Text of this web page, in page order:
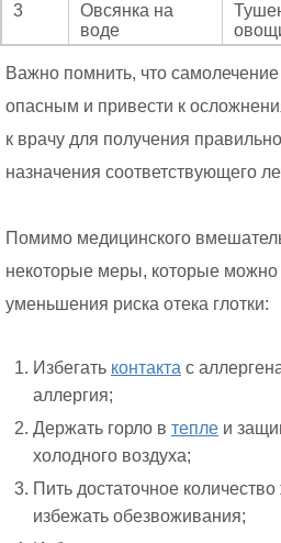
3
Овсянка на
воде
Важно помнить, что
опасным и привести к
к врачу для получения
назначения соответствующего
Помимо медицинского
некоторые меры, которые можно
уменьшения риска отека глотки:
Избегать контакта с
аллергия;
Держать горло в тепле и
холодного воздуха;
Пить достаточное
избежать обезвоживания;